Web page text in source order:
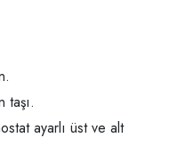
taşı.
ayarlı üst ve alt